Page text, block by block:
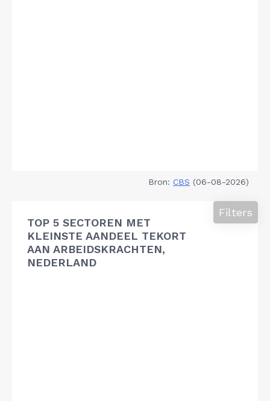
Bron: CBS (06-08-2026)
TOP 5 SECTOREN MET
KLEINSTE AANDEEL TEKORT
AAN ARBEIDSKRACHTEN,
NEDERLAND
Filters